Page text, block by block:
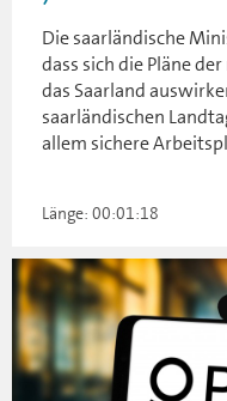
Die saarländische
dass sich die Pläne
das Saarland
saarländischen
allem sichere
Länge: 00:01:18